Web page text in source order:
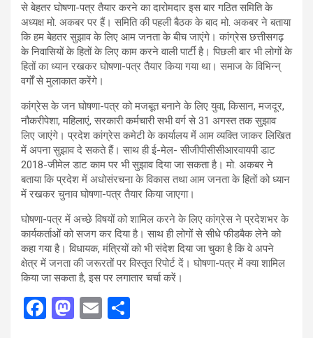
से बेहतर घोषणा-पत्र तैयार करने का दारोमदार इस बार गठित समिति के
अध्यक्ष मो. अकबर पर हैं। समिति की पहली बैठक के बाद मो. अकबर ने बताया
कि हम बेहतर सुझाव के लिए आम जनता के बीच जाएंगे। कांग्रेस छत्तीसगढ़
के निवासियों के हितों के लिए काम करने वाली पार्टी है। पिछली बार भी लोगों के
हितों का ध्यान रखकर घोषणा-पत्र तैयार किया गया था। समाज के विभिन्न्
वर्गों से मुलाकात करेंगे।
कांग्रेस के जन घोषणा-पत्र को मजबूत बनाने के लिए युवा, किसान, मजदूर,
नौकरीपेशा, महिलाएं, सरकारी कर्मचारी सभी वर्ग से 31 अगस्त तक सुझाव
लिए जाएंगे। प्रदेश कांग्रेस कमेटी के कार्यालय मेंं आम व्यक्ति जाकर लिखित
में अपना सुझाव दे सकते हैं। साथ ही ई-मेल- सीजीपीसीसीआरवायपी डाट
2018-जीमेल डाट काम पर भी सुझाव दिया जा सकता है। मो. अकबर ने
बताया कि प्रदेश में अधोसंरचना के विकास तथा आम जनता के हितों को ध्यान
में रखकर चुनाव घोषणा-पत्र तैयार किया जाएगा।
घोषणा-पत्र में अच्छे विषयों को शामिल करने के लिए कांग्रेस ने प्रदेशभर के
कार्यकर्ताओं को सजग कर दिया है। साथ ही लोगों से सीधे फीडबैक लेने को
कहा गया है। विधायक, मंत्रियों को भी संदेश दिया जा चुका है कि वे अपने
क्षेत्र में जनता की जरूरतों पर विस्तृत रिपोर्ट दें। घोषणा-पत्र में क्या शामिल
किया जा सकता है, इस पर लगातार चर्चा करें।
F
M E